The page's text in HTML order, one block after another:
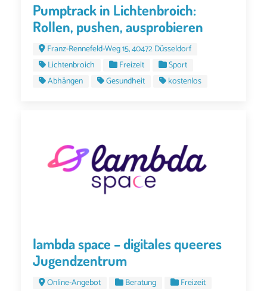
Pumptrack in Lichtenbroich:
Rollen, pushen, ausprobieren
Franz-Rennefeld-Weg 15, 40472 Düsseldorf
Lichtenbroich
Freizeit
Sport
Abhängen
Gesundheit kostenlos
lambda space – digitales queeres
Jugendzentrum
Online-Angebot Beratung
Freizeit